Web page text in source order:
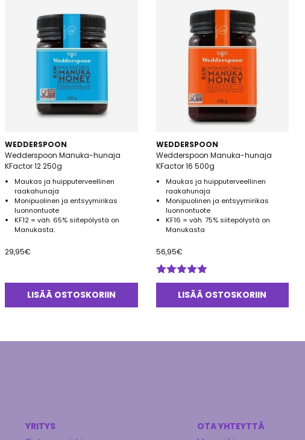
WEDDERSPOON
Wedderspoon Manuka-hunaja
KFactor 12 250g
Maukas ja huipputerveellinen
raakahunaja
Monipuolinen ja entsyymirikas
luonnontuote
KF12 = väh. 65% siitepölystä on
Manukasta.
29,95€
LISÄÄ OSTOSKORIIN
WEDDERSPOON
Wedderspoon Manuka-hunaja
KFactor 16 500g
Maukas ja huipputerveellinen
raakahunaja
Monipuolinen ja entsyymirikas
luonnontuote
KF16 = väh. 75% siitepölystä on
Manukasta
56,95€
Arvostelu
tuotteesta:
LISÄÄ OSTOSKORIIN
YRITYS
OTA YHTEYTTÄ